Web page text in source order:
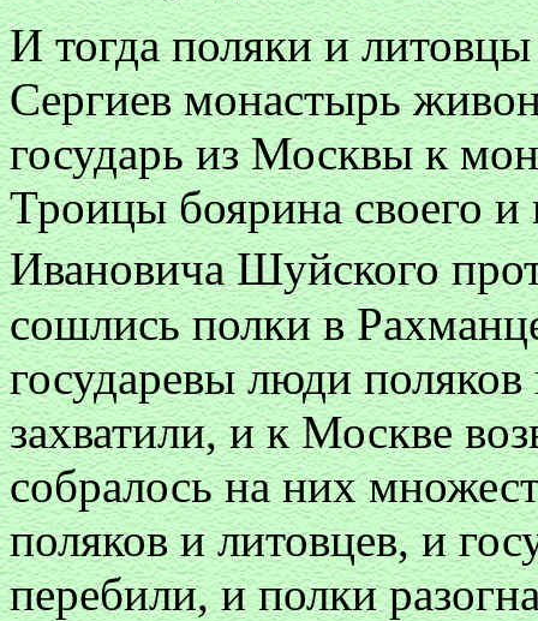
И тогда поляки и
Сергиев монастырь
государь из Москвы к
Троицы боярина своего и
Ивановича Шуйского
сошлись полки в
государевы люди
захватили, и к Москве
собралось на них
поляков и литовцев, и
перебили, и полки